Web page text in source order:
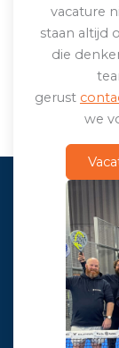
vacature
staan altijd
die
gerust
we